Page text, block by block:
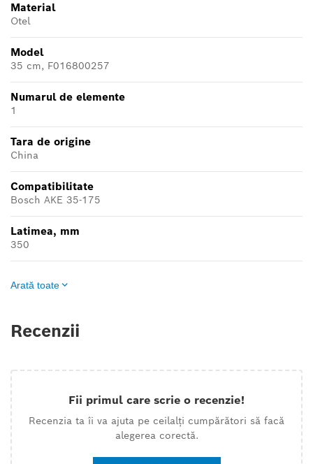
Material
Otel
Model
35 cm, F016800257
Numarul de elemente
1
Tara de origine
China
Compatibilitate
Bosch AKE 35-175
Latimea, mm
350
Arată toate
Recenzii
Fii primul care scrie o recenzie!
Recenzia ta îi va ajuta pe ceilalți cumpărători să facă
alegerea corectă.